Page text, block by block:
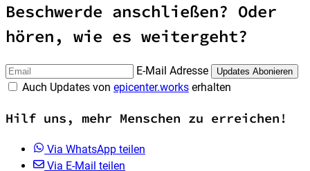
Beschwerde anschließen? Oder
hören, wie es weitergeht?
E-Mail Adresse
Auch Updates von epicenter.works erhalten
Hilf uns, mehr Menschen zu erreichen!
Via WhatsApp teilen
Via E-Mail teilen